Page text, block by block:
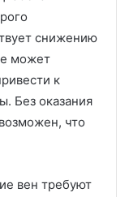
снижению
может
к
Без оказания
что
вен требуют